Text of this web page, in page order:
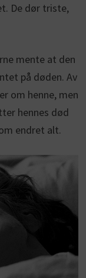
De dør triste,
mente at den
på døden. Av
om henne, men
hennes død
endret alt.